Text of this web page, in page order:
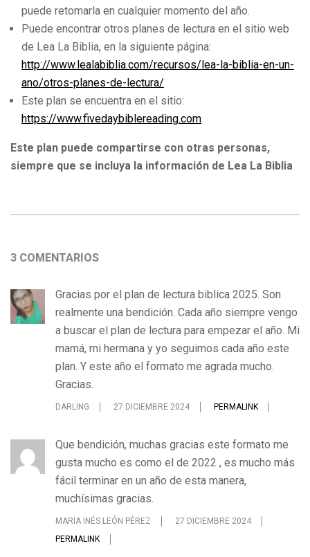
puede retomarla en cualquier momento del año.
Puede encontrar otros planes de lectura en el sitio web
de Lea La Biblia, en la siguiente página:
http://www.lealabiblia.com/recursos/lea-la-biblia-en-un-
ano/otros-planes-de-lectura/
Este plan se encuentra en el sitio:
https://www.fivedaybiblereading.com
Este plan puede compartirse con otras personas,
siempre que se incluya la información de Lea La Biblia
20
3 COMENTARIOS
Gracias por el plan de lectura biblica 2025. Son
realmente una bendición. Cada año siempre vengo
a buscar el plan de lectura para empezar el año. Mi
mamá, mi hermana y yo seguimos cada año este
plan. Y este año el formato me agrada mucho.
Gracias.
DARLING 27 DICIEMBRE 2024 PERMALINK
Que bendición, muchas gracias este formato me
gusta mucho es como el de 2022 , es mucho más
fácil terminar en un año de esta manera,
muchísimas gracias.
MARIA INÉS LEÓN PÉREZ
27 DICIEMBRE 2024
PERMALINK